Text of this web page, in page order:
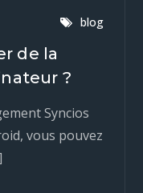
blog
de la
?
Syncios
vous pouvez